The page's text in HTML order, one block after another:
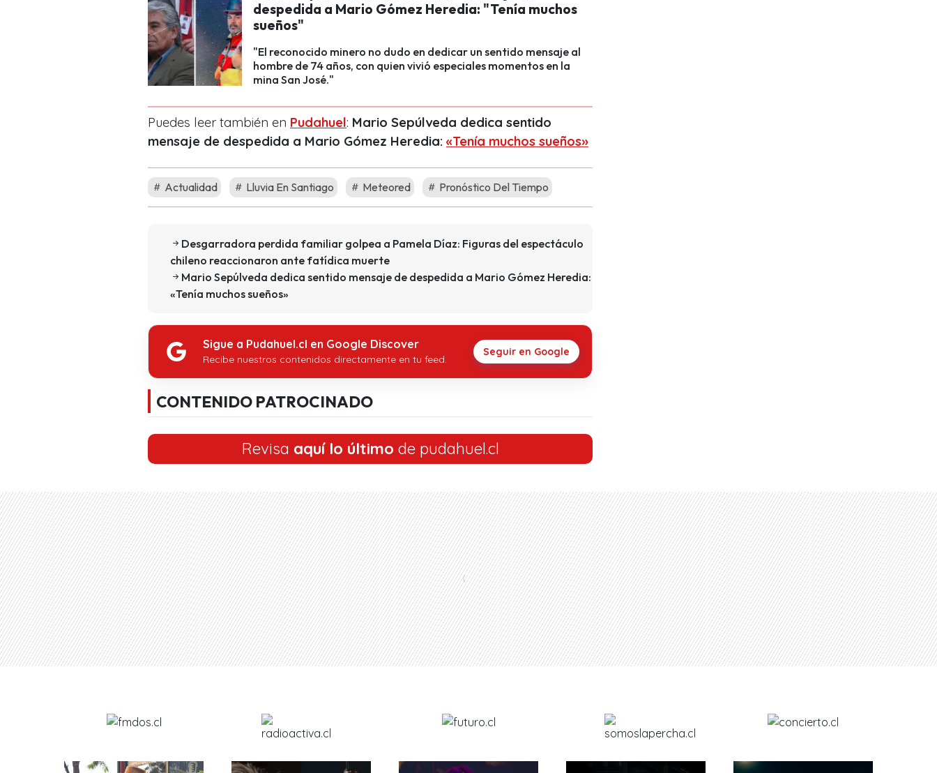
despedida a Mario Gómez Heredia: "Tenía muchos
sueños"
"El reconocido minero no dudo en dedicar un sentido mensaje al
hombre de 74 años, con quien vivió especiales momentos en la
mina San José."
Puedes leer también en Pudahuel: Mario Sepúlveda dedica sentido
mensaje de despedida a Mario Gómez Heredia: «Tenía muchos sueños»
Actualidad Lluvia En Santiago Meteored Pronóstico Del Tiempo
Desgarradora perdida familiar golpea a Pamela Díaz: Figuras del espectáculo
chileno reaccionaron ante fatídica muerte
Mario Sepúlveda dedica sentido mensaje de despedida a Mario Gómez Heredia:
«Tenía muchos sueños»
Sigue a Pudahuel.cl en Google Discover
Recibe nuestros contenidos directamente en tu feed.
Seguir en Google
CONTENIDO PATROCINADO
Revisa aquí lo último de pudahuel.cl